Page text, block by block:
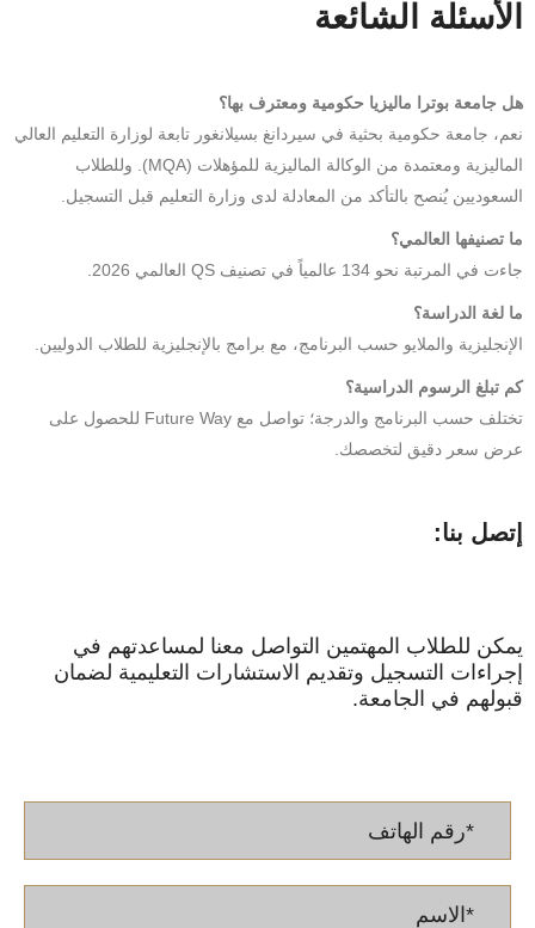
الأسئلة الشائعة
هل جامعة بوترا ماليزيا حكومية ومعترف بها؟
نعم، جامعة حكومية بحثية في سيردانغ بسيلانغور تابعة لوزارة التعليم العالي
الماليزية ومعتمدة من الوكالة الماليزية للمؤهلات (MQA). وللطلاب
السعوديين يُنصح بالتأكد من المعادلة لدى وزارة التعليم قبل التسجيل.
ما تصنيفها العالمي؟
جاءت في المرتبة نحو 134 عالمياً في تصنيف QS العالمي 2026.
ما لغة الدراسة؟
الإنجليزية والملايو حسب البرنامج، مع برامج بالإنجليزية للطلاب الدوليين.
كم تبلغ الرسوم الدراسية؟
تختلف حسب البرنامج والدرجة؛ تواصل مع Future Way للحصول على
عرض سعر دقيق لتخصصك.
إتصل بنا:
يمكن للطلاب المهتمين التواصل معنا لمساعدتهم في
إجراءات التسجيل وتقديم الاستشارات التعليمية لضمان
قبولهم في الجامعة.